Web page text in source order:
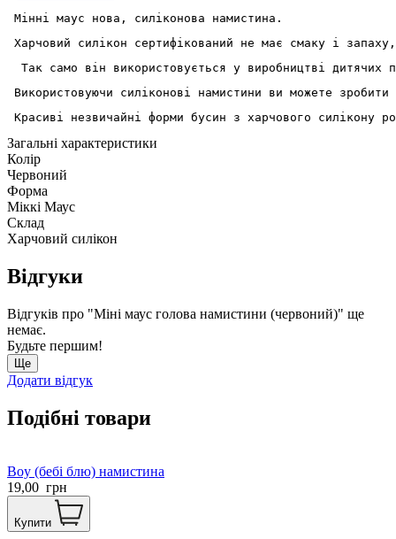
Мінні маус нова, силіконова намистина.
Харчовий силікон сертифікований не має смаку і
Так само він використовується у виробництві дитячих
Використовуючи силіконові намистини ви можете
Красиві незвичайні форми бусин з харчового силікону
Загальні характеристики
Колір
Червоний
Форма
Міккі Маус
Склад
Харчовий силікон
Відгуки
Відгуків про "Міні маус голова намистини (червоний)" ще
немає.
Будьте першим!
Ще
Додати відгук
Подібні товари
Boy (бебі блю) намистина
19,00 грн
Купити